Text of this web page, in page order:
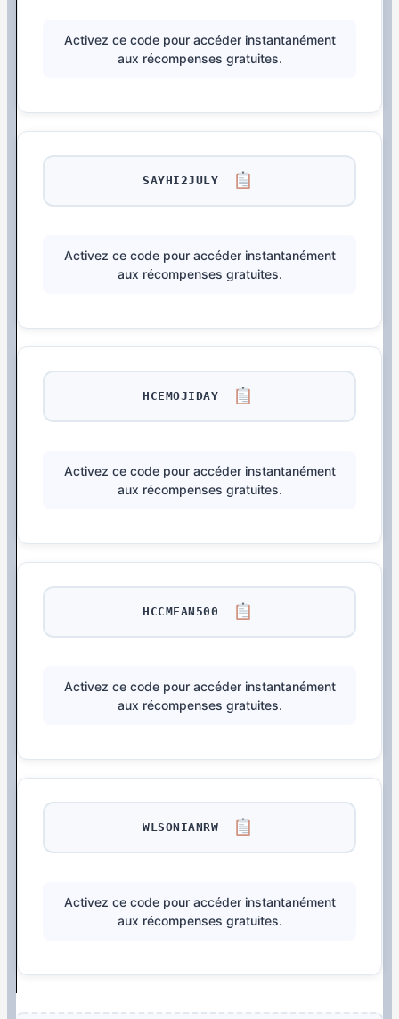
Activez ce code pour accéder instantanément
aux récompenses gratuites.
SAYHI2JULY
Activez ce code pour accéder instantanément
aux récompenses gratuites.
HCEMOJIDAY
Activez ce code pour accéder instantanément
aux récompenses gratuites.
HCCMFAN500
Activez ce code pour accéder instantanément
aux récompenses gratuites.
WLSONIANRW
Activez ce code pour accéder instantanément
aux récompenses gratuites.